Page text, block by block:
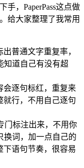
，PaperPass这点做
给大家整理了我常用
普通文字重复率，
知道自己有没有超
会逐句标红，重复来
就行，不用自己逐句
门标注出来，不用你
换词，加一点自己的
下语句节奏，很容易